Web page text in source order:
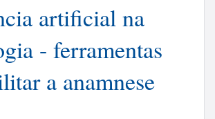
artificial na
- ferramentas
a anamnese